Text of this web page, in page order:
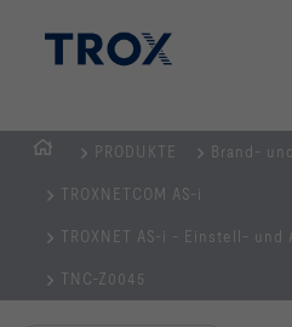
PRODUKTE Brand-
TROXNETCOM AS-i
TROXNET AS-i - Einstell- und
TNC-Z0045